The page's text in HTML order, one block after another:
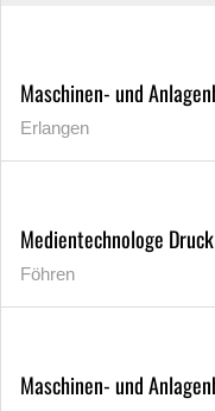
Maschinen- und
Erlangen
Medientechnologe
Föhren
Maschinen- und